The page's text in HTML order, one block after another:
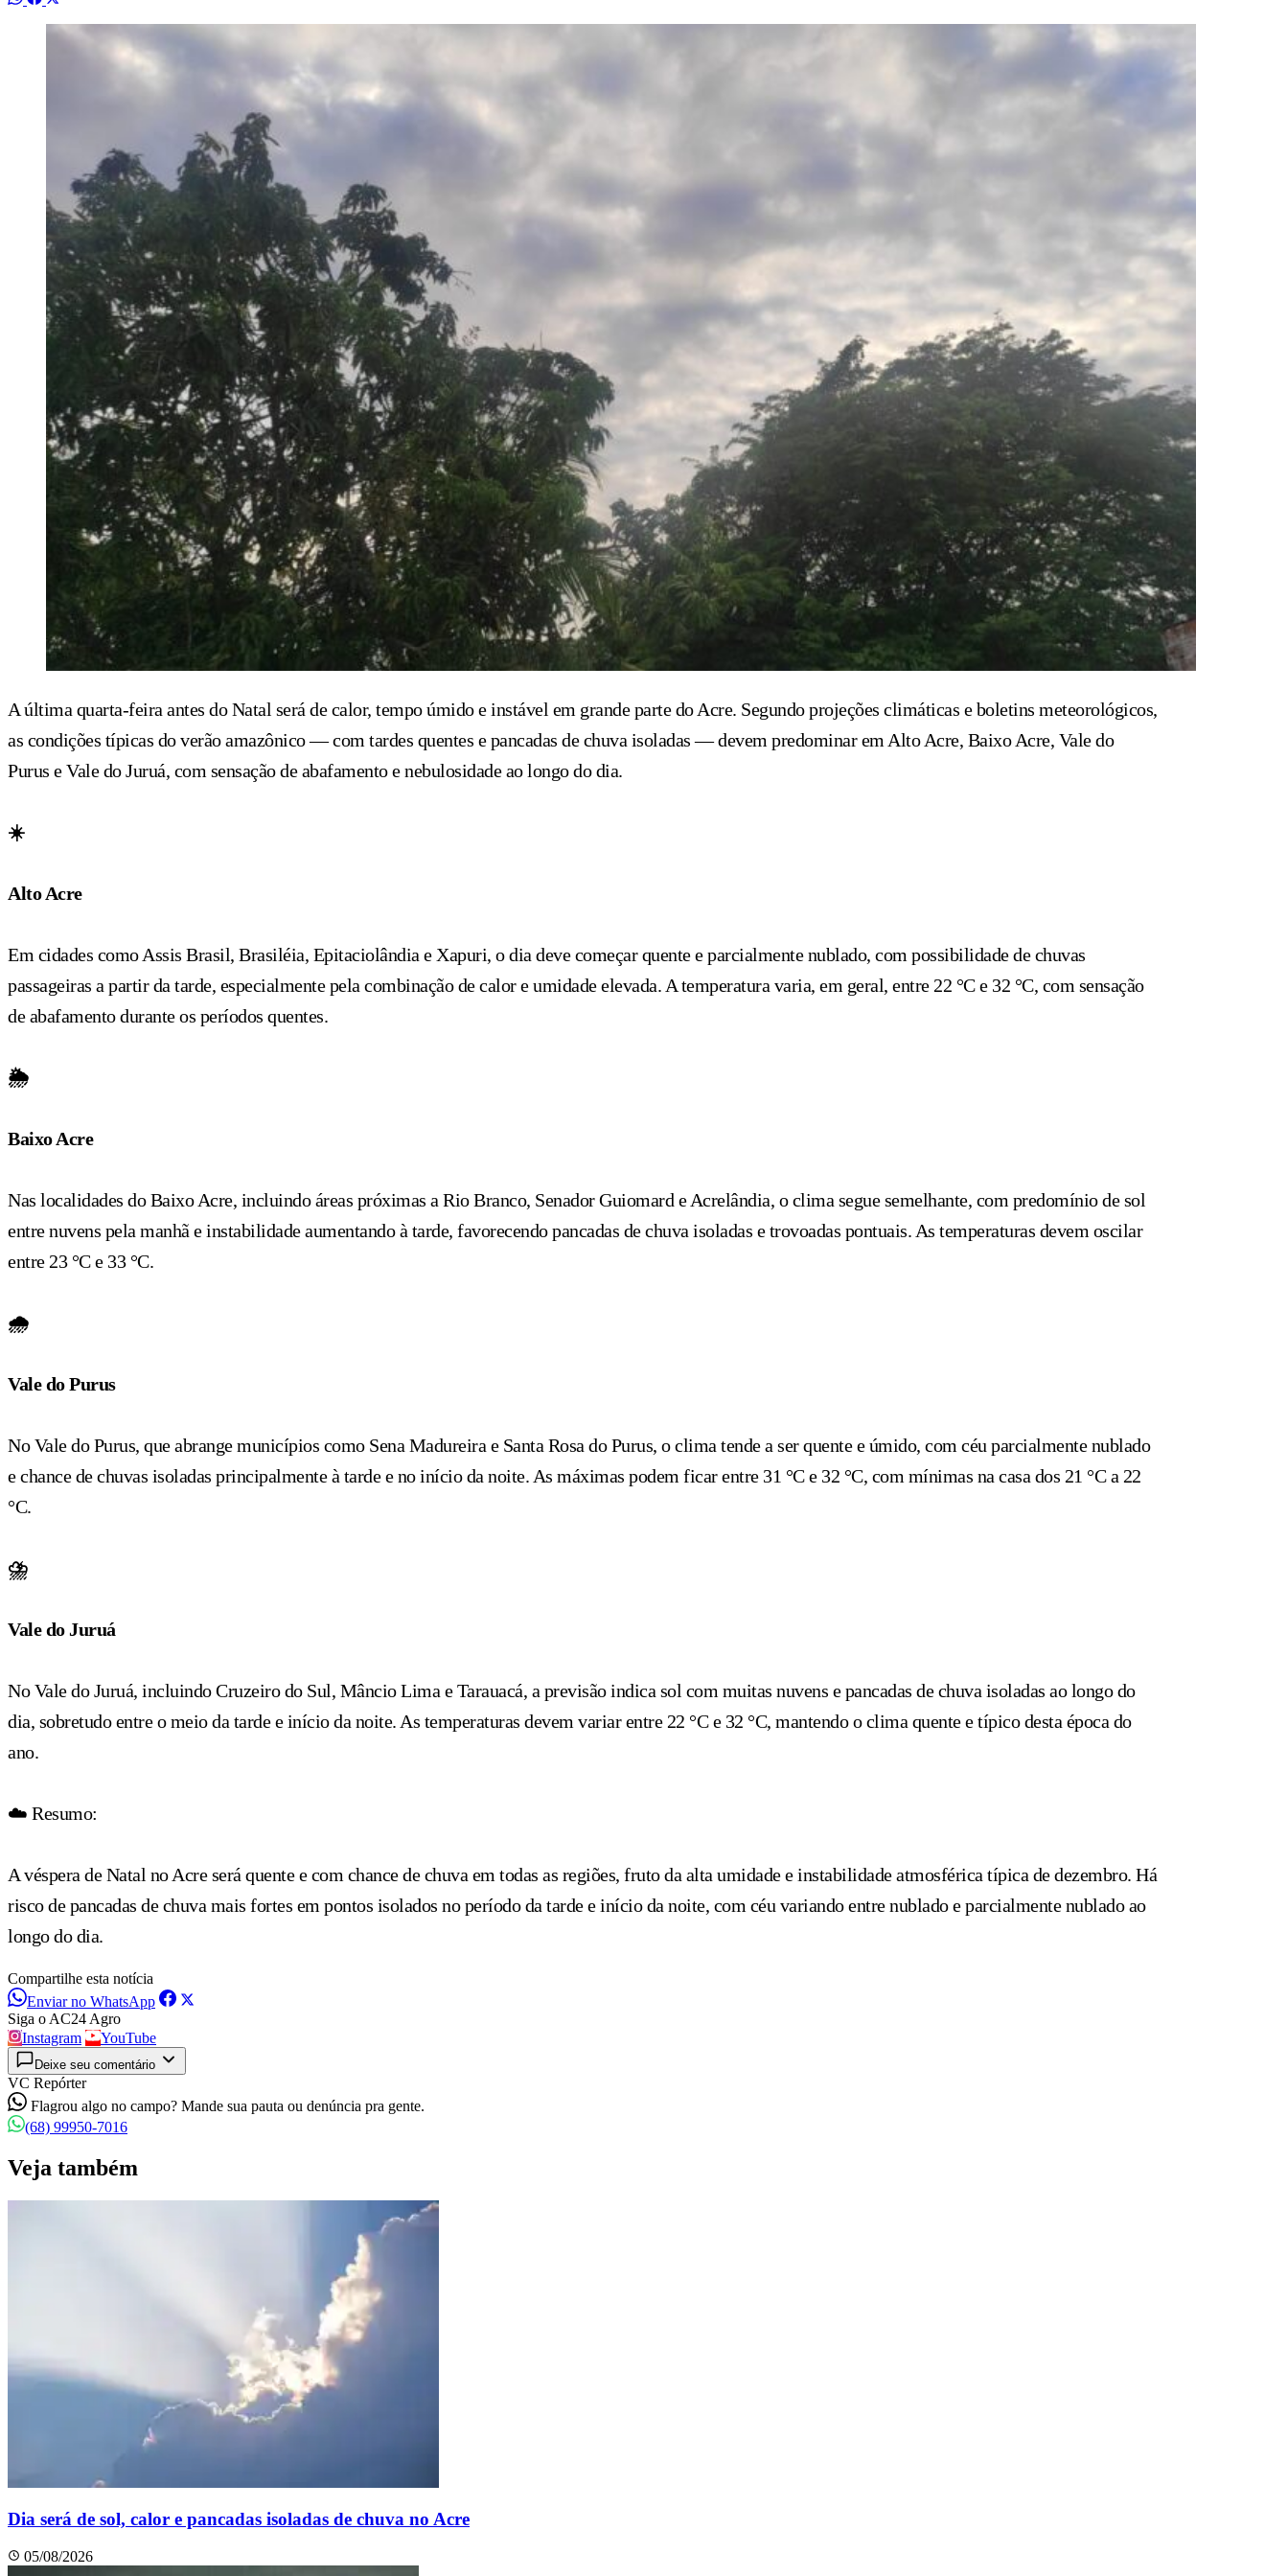
A última quarta-feira antes do Natal será de calor, tempo úmido e instável em grande parte do Acre. Segundo projeções climáticas e boletins meteorológicos,
as condições típicas do verão amazônico — com tardes quentes e pancadas de chuva isoladas — devem predominar em Alto Acre, Baixo Acre, Vale do
Purus e Vale do Juruá, com sensação de abafamento e nebulosidade ao longo do dia.
☀️
Alto Acre
Em cidades como Assis Brasil, Brasiléia, Epitaciolândia e Xapuri, o dia deve começar quente e parcialmente nublado, com possibilidade de chuvas
passageiras a partir da tarde, especialmente pela combinação de calor e umidade elevada. A temperatura varia, em geral, entre 22 °C e 32 °C, com sensação
de abafamento durante os períodos quentes.
🌦️
Baixo Acre
Nas localidades do Baixo Acre, incluindo áreas próximas a Rio Branco, Senador Guiomard e Acrelândia, o clima segue semelhante, com predomínio de sol
entre nuvens pela manhã e instabilidade aumentando à tarde, favorecendo pancadas de chuva isoladas e trovoadas pontuais. As temperaturas devem oscilar
entre 23 °C e 33 °C.
🌧️
Vale do Purus
No Vale do Purus, que abrange municípios como Sena Madureira e Santa Rosa do Purus, o clima tende a ser quente e úmido, com céu parcialmente nublado
e chance de chuvas isoladas principalmente à tarde e no início da noite. As máximas podem ficar entre 31 °C e 32 °C, com mínimas na casa dos 21 °C a 22
°C.
⛈️
Vale do Juruá
No Vale do Juruá, incluindo Cruzeiro do Sul, Mâncio Lima e Tarauacá, a previsão indica sol com muitas nuvens e pancadas de chuva isoladas ao longo do
dia, sobretudo entre o meio da tarde e início da noite. As temperaturas devem variar entre 22 °C e 32 °C, mantendo o clima quente e típico desta época do
ano.
☁️ Resumo:
A véspera de Natal no Acre será quente e com chance de chuva em todas as regiões, fruto da alta umidade e instabilidade atmosférica típica de dezembro. Há
risco de pancadas de chuva mais fortes em pontos isolados no período da tarde e início da noite, com céu variando entre nublado e parcialmente nublado ao
longo do dia.
Compartilhe esta notícia
Enviar no WhatsApp
Siga o AC24 Agro
Instagram
YouTube
Deixe seu comentário
VC Repórter
Flagrou algo no campo? Mande sua pauta ou denúncia pra gente.
(68) 99950-7016
Veja também
Dia será de sol, calor e pancadas isoladas de chuva no Acre
05/08/2026